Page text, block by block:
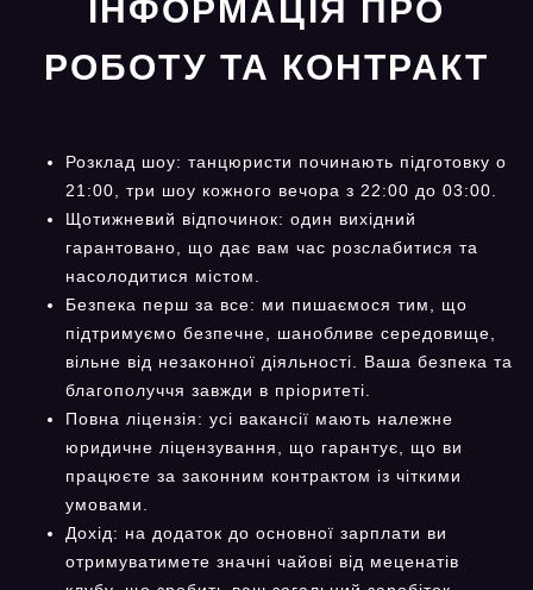
ІНФОРМАЦІЯ ПРО
РОБОТУ ТА КОНТРАКТ
Розклад шоу: танцюристи починають підготовку о
21:00, три шоу кожного вечора з 22:00 до 03:00.
Щотижневий відпочинок: один вихідний
гарантовано, що дає вам час розслабитися та
насолодитися містом.
Безпека перш за все: ми пишаємося тим, що
підтримуємо безпечне, шанобливе середовище,
вільне від незаконної діяльності. Ваша безпека та
благополуччя завжди в пріоритеті.
Повна ліцензія: усі вакансії мають належне
юридичне ліцензування, що гарантує, що ви
працюєте за законним контрактом із чіткими
умовами.
Дохід: на додаток до основної зарплати ви
отримуватимете значні чайові від меценатів